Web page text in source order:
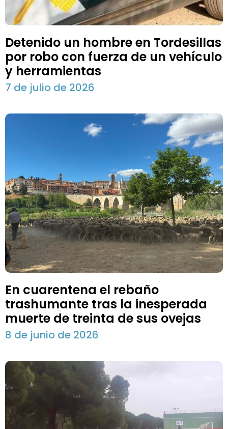
Detenido un hombre en Tordesillas
por robo con fuerza de un vehículo
y herramientas
7 de julio de 2026
En cuarentena el rebaño
trashumante tras la inesperada
muerte de treinta de sus ovejas
8 de junio de 2026